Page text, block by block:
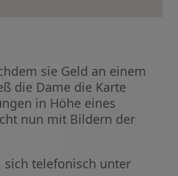
sie Geld an einem
die Dame die Karte
in Höhe eines
nun mit Bildern der
sich telefonisch unter